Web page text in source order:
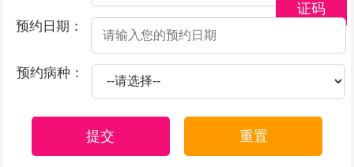
证码
预约日期：
预约病种：
提交 重置